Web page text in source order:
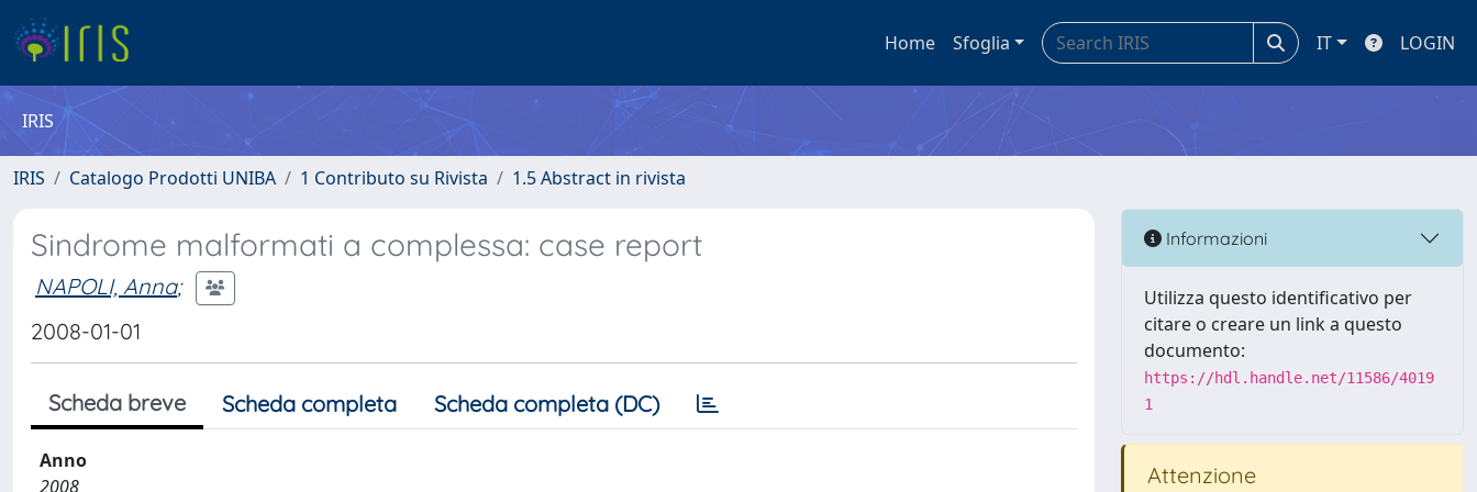
Home Sfoglia IT LOGIN
IRIS
IRIS Catalogo Prodotti UNIBA 1 Contributo su Rivista 1.5 Abstract in rivista
Sindrome malformati a complessa: case report
NAPOLI, Anna;
2008-01-01
Scheda breve Scheda completa Scheda completa (DC)
Anno
2008
Informazioni
Utilizza questo identificativo per
citare o creare un link a questo
documento:
https://hdl.handle.net/11586/4019
1
Attenzione